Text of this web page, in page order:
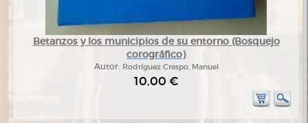
Betanzos y los municipios de su entorno (Bosquejo
corográfico)
Autor: Rodríguez Crespo, Manuel
10,00 €